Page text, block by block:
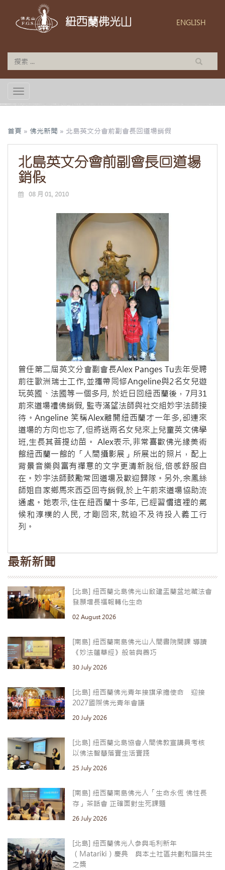
紐西蘭佛光山 ENGLISH
TOGGLE NAVIGATION
首頁 » 佛光新聞 » 北島英文分會前副會長回道場銷假
北島英文分會前副會長回道場
銷假
08 月 01, 2010
曾任第二屆英文分會副會長Alex Panges Tu去年受聘
前往歐洲瑞士工作,並攜帶同修Angeline與2名女兒遊
玩英國、法國等一個多月, 於近日回紐西蘭後，7月31
前來道場禮佛銷假, 監寺滿望法師與社交組妙宇法師接
待。Angeline 笑稱Alex離開紐西蘭才一年多,卻連來
道場的方向也忘了,但將送兩名女兒來上兒童英文佛學
班,生長其菩提幼苗。 Alex表示,非常喜歡佛光緣美術
館紐西蘭一館的「人間攝影展」所展出的照片，配上
背景音樂與富有禪意的文字更清新脫俗,倍感舒服自
在。妙宇法師鼓勵常回道場及歡迎歸隊。另外,余鳳絲
師姐自家鄉馬來西亞回寺銷假,於上午前來道場協助流
通處。她表示,住在紐西蘭十多年, 已經習慣這裡的氣
候和淳樸的人民, 才剛回來,就迫不及待投入義工行
列。
最新新聞
[北島] 紐西蘭北島佛光山啟建盂蘭盆地藏法會
發願增長福報轉化生命
02 August 2026
[南島] 紐西蘭南島佛光山人間書院開課 導讀
《妙法蓮華經》般若與善巧
30 July 2026
[北島] 紐西蘭佛光青年接旗承擔使命 迎接
2027國際佛光青年會議
20 July 2026
[北島] 紐西蘭北島協會人間佛教宣講員考核
以佛法智慧落實生活實踐
25 July 2026
[南島] 紐西蘭南島佛光人「生命永恆 佛性長
存」茶話會 正確面對生死課題
26 July 2026
[北島] 紐西蘭佛光人參與毛利新年
（Matariki）慶典 與本土社區共劃和諧共生
之槳